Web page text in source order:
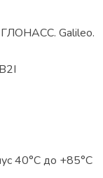
Galileo.
40°С до +85°С